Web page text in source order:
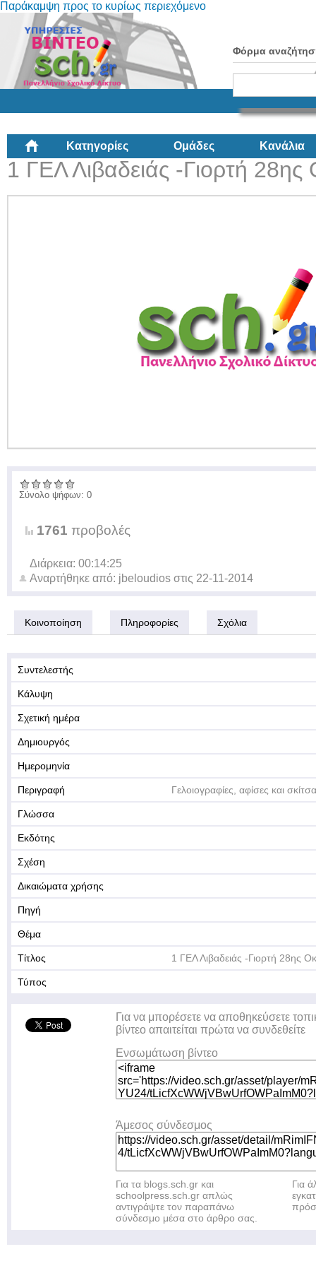
Παράκαμψη προς το κυρίως περιεχόμενο
Φόρμα
Κατηγορίες Ομάδες Κανάλια
1 ΓΕΛ Λιβαδειάς -Γιορτή
Σύνολο ψήφων: 0
1761 προβολές
Διάρκεια: 00:14:25
Αναρτήθηκε από: jbeloudios στις 22-11-2014
Κοινοποίηση Πληροφορίες Σχόλια
Συντελεστής
Κάλυψη
Σχετική ημέρα
Δημιουργός
Ημερομηνία
Περιγραφή Γελοιογραφίες, αφίσες και
Γλώσσα
Εκδότης
Σχέση
Δικαιώματα χρήσης
Πηγή
Θέμα
Τίτλος 1 ΓΕΛ Λιβαδειάς -Γιορτή 28ης
Τύπος
Για να μπορέσετε να αποθηκεύσετε
βίντεο απαιτείται πρώτα να συνδεθείτε
Ενσωμάτωση βίντεο
Άμεσος σύνδεσμος
Για τα blogs.sch.gr και
schoolpress.sch.gr απλώς
αντιγράψτε τον παραπάνω
σύνδεσμο μέσα στο άρθρο σας.
Για